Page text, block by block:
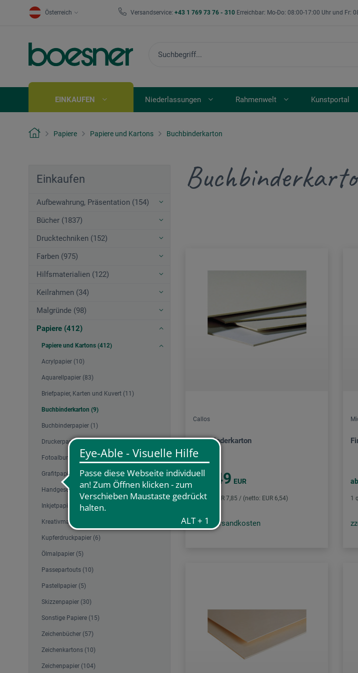
Österreich Versandservice: +43 1 769 73 76 - 310 Erreichbar: Mo-Do: 08:00-17:00 Uhr und Fr:
EINKAUFEN Niederlassungen Rahmenwelt Kunstportal
Papiere Papiere und Kartons Buchbinderkarton
Einkaufen
Aufbewahrung, Präsentation (154)
Bücher (1837)
Drucktechniken (152)
Farben (975)
Hilfsmaterialien (122)
Keilrahmen (34)
Malgründe (98)
Papiere (412)
Papiere und Kartons (412)
Acrylpapier (10)
Aquarellpapier (83)
Briefpapier, Karten und Kuvert (11)
Buchbinderkarton (9)
Buchbinderpapier (1)
Druckerpapier, Kopierpapier (3)
Fotoalbum (4)
Grafitpapier, Transferpapier (1)
Handgeschöpfte Papiere (24)
Inkjetpapier, Photopapier (14)
Kreativmaterialien (4)
Kupferdruckpapier (6)
Ölmalpapier (5)
Passepartouts (10)
Pastellpapier (5)
Skizzenpapier (30)
Sonstige Papiere (15)
Zeichenbücher (57)
Zeichenkartons (10)
Zeichenpapier (104)
Callos
Buchbinderkarton
0,49 EUR
1 qm = EUR 7,85 / (netto: EUR 6,54)
zzgl. Versandkosten
ab
1